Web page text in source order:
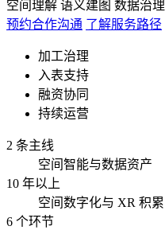
空间理解 语义建图 数据治理
预约合作沟通 了解服务路径
加工治理
入表支持
融资协同
持续运营
2 条主线
空间智能与数据资产
10 年以上
空间数字化与 XR 积累
6 个环节